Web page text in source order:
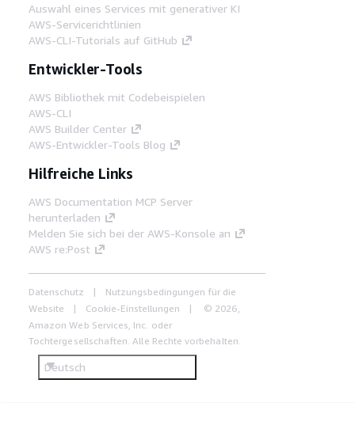
Auswahl eines Services mit generativer KI
AWS-Servicerichtlinien
AWS-CLI-Tutorials auf GitHub
Entwickler-Tools
AWS Bibliothek mit Codebeispielen
AWS-CLI
AWS Builder Center
AWS-Entwickler-Tools Blog
Hilfreiche Links
AWS Documentation MCP Server
herunterladen
Melden Sie sich bei der AWS-Konsole an
AWS re:Post
Datenschutz
Nutzungsbedingungen für die
Website
Cookie-Einstellungen
© 2026,
Amazon Web Services, Inc. oder
Tochtergesellschaften. Alle Rechte vorbehalten.
Deutsch